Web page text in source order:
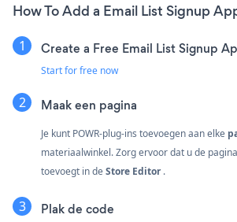
How To Add a Email List Signup
Create a Free Email List Signup
Start for free now
Maak een pagina
Je kunt POWR-plug-ins toevoegen aan elke
materiaalwinkel. Zorg ervoor dat u de
toevoegt in deStore Editor.
Plak de code